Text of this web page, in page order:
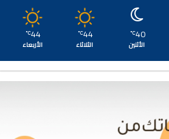
40
℃
الأثنين
44
℃
الثلاثاء
44
℃
الأربعاء